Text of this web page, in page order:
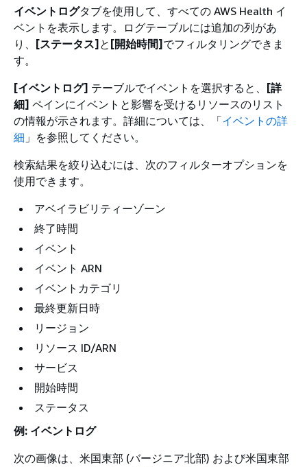
イベントログタブを使用して、すべての AWS Health イ
ベントを表示します。ログテーブルには追加の列があ
り、
[ステータス] と [開始時間] でフィルタリングできま
す。
[イベントログ] テーブルでイベントを選択すると、
[詳
細] ペインにイベントと影響を受けるリソースのリスト
の情報が示されます。詳細については、「イベントの詳
細 」を参照してください。
検索結果を絞り込むには、次のフィルターオプションを
使用できます。
アベイラビリティーゾーン
終了時間
イベント
イベント ARN
イベントカテゴリ
最終更新日時
リージョン
リソース ID/ARN
サービス
開始時間
ステータス
例: イベントログ
次の画像は、米国東部 (バージニア北部) および米国東部